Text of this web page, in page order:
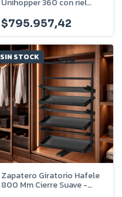
Unihopper 360 con riel
U-720-08-08
$795.957,42
SIN STOCK
Zapatero Giratorio Hafele
800 Mm Cierre Suave -